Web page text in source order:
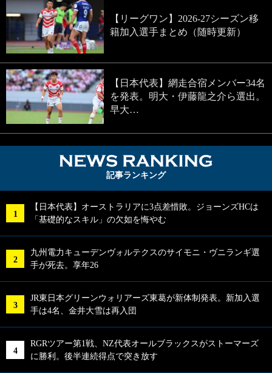
【リーグワン】2026-27シーズン移
籍加入選手まとめ（随時更新）
【日本代表】網走合宿メンバー34名
を発表。明大・伊藤龍之介ら選出。
早大…
記事ランキング
【日本代表】オーストラリアに3点差惜敗。ジョーンズHCは
「基礎的なスキル」の欠如を悔やむ
九州電力キューデンヴォルテクスのサイモニ・ヴニランギ選
手が死去。享年26
JR東日本グリーンウォリアーズ東葛が新体制発表。新加入選
手は4名、金井大雪は再入団
RGRツアー第1戦、NZ代表オールブラックスがストーマーズ
に勝利。後半連続得点で突き放す